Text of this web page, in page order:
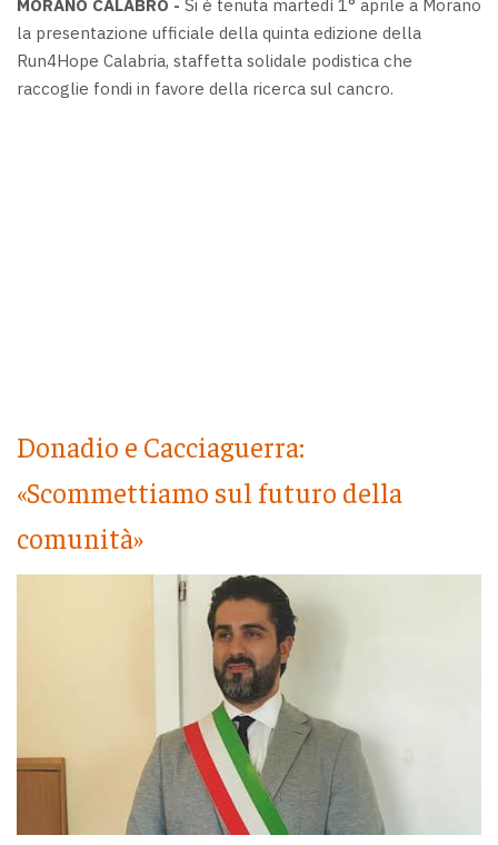
MORANO CALABRO - Si è tenuta martedì 1° aprile a Morano
la presentazione ufficiale della quinta edizione della
Run4Hope Calabria, staffetta solidale podistica che
raccoglie fondi in favore della ricerca sul cancro.
Donadio e Cacciaguerra:
«Scommettiamo sul futuro della
comunità»